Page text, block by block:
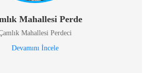
Mahallesi Perde
Mahallesi Perdeci
Devamını İncele